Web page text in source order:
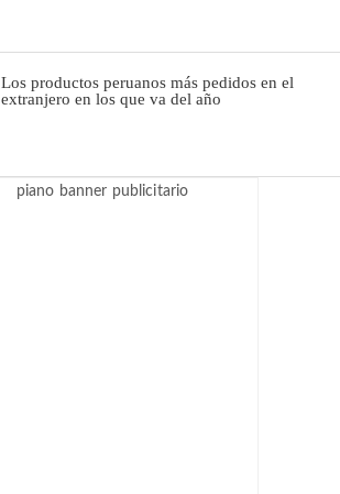
Los productos peruanos más pedidos en el
extranjero en los que va del año